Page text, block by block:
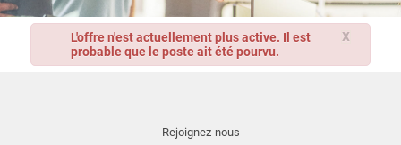
X
L'offre n'est actuellement plus active. Il est
probable que le poste ait été pourvu.
Rejoignez-nous